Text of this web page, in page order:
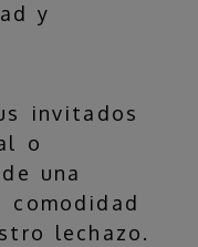
y
invitados
o
una
lechazo.